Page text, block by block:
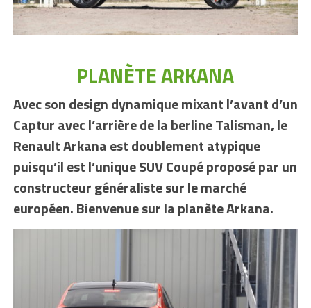
PLANÈTE ARKANA
Avec son design dynamique mixant l’avant d’un
Captur avec l’arrière de la berline Talisman, le
Renault Arkana est doublement atypique
puisqu’il est l’unique SUV Coupé proposé par un
constructeur généraliste sur le marché
européen. Bienvenue sur la planète Arkana.